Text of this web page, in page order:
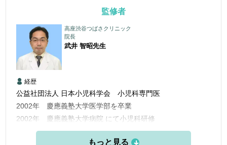
監修者
高座渋谷つばさクリニック
院長
武井 智昭先生
経歴
公益社団法人 日本小児科学会 小児科専門医
2002年 慶應義塾大学医学部を卒業
2002年 慶應義塾大学病院 にて小児科研修
2004年 立川共済病院勤務